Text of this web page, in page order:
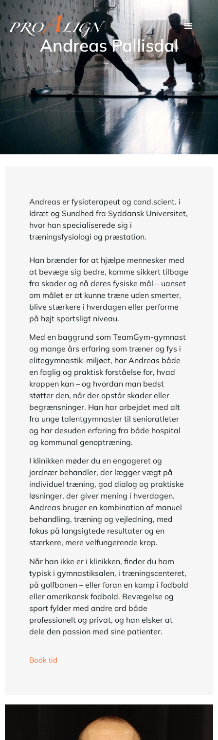
Andreas Pallisdal
Andreas er fysioterapeut og cand.scient. i
Idræt og Sundhed fra Syddansk Universitet,
hvor han specialiserede sig i
træningsfysiologi og præstation.
Han brænder for at hjælpe mennesker med
at bevæge sig bedre, komme sikkert tilbage
fra skader og nå deres fysiske mål – uanset
om målet er at kunne træne uden smerter,
blive stærkere i hverdagen eller performe
på højt sportsligt niveau.
Med en baggrund som TeamGym-gymnast
og mange års erfaring som træner og fys i
elitegymnastik-miljøet, har Andreas både
en faglig og praktisk forståelse for, hvad
kroppen kan – og hvordan man bedst
støtter den, når der opstår skader eller
begrænsninger. Han har arbejdet med alt
fra unge talentgymnaster til senioratleter
og har desuden erfaring fra både hospital
og kommunal genoptræning.
I klinikken møder du en engageret og
jordnær behandler, der lægger vægt på
individuel træning, god dialog og praktiske
løsninger, der giver mening i hverdagen.
Andreas bruger en kombination af manuel
behandling, træning og vejledning, med
fokus på langsigtede resultater og en
stærkere, mere velfungerende krop.
Når han ikke er i klinikken, finder du ham
typisk i gymnastiksalen, i træningscenteret,
på golfbanen – eller foran en kamp i fodbold
eller amerikansk fodbold. Bevægelse og
sport fylder med andre ord både
professionelt og privat, og han elsker at
dele den passion med sine patienter.
Book tid